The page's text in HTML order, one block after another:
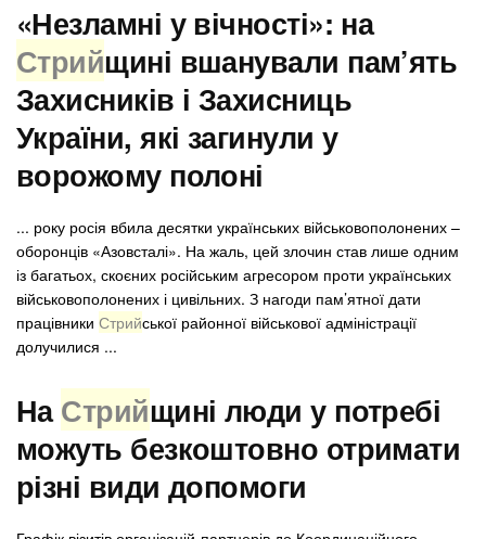
«Незламні у вічності»: на
Стрийщині вшанували пам’ять
Захисників і Захисниць
України, які загинули у
ворожому полоні
... року росія вбила десятки українських військовополонених –
оборонців «Азовсталі». На жаль, цей злочин став лише одним
із багатьох, скоєних російським агресором проти українських
військовополонених і цивільних. З нагоди пам’ятної дати
працівники Стрийської районної військової адміністрації
долучилися ...
НаСтрийщині люди у потребі
можуть безкоштовно отримати
різні види допомоги